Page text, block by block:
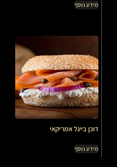
מידע נוסף
דוכן בייגל אמריקאי
מידע נוסף